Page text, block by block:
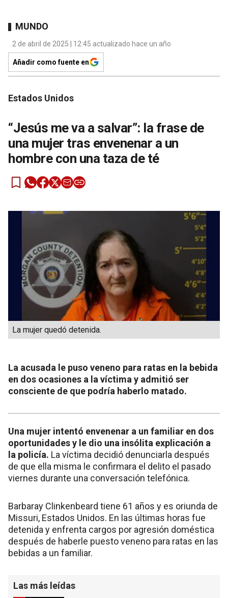
MUNDO
2 de abril de 2025 | 12:45 actualizado hace un año
Añadir como fuente en
Estados Unidos
“Jesús me va a salvar”: la frase de
una mujer tras envenenar a un
hombre con una taza de té
La mujer quedó detenida.
La acusada le puso veneno para ratas en la bebida
en dos ocasiones a la víctima y admitió ser
consciente de que podría haberlo matado.
Una mujer intentó envenenar a un familiar en dos
oportunidades y le dio una insólita explicación a
la policía. La víctima decidió denunciarla después
de que ella misma le confirmara el delito el pasado
viernes durante una conversación telefónica.
Barbaray Clinkenbeard tiene 61 años y es oriunda de
Missuri, Estados Unidos. En las últimas horas fue
detenida y enfrenta cargos por agresión doméstica
después de haberle puesto veneno para ratas en las
bebidas a un familiar.
Las más leídas